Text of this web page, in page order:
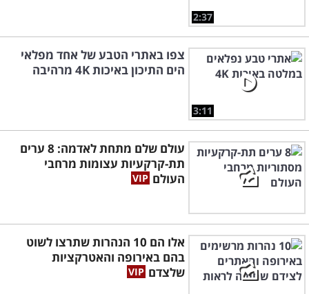
2:37
3:11
צפו באתרי הטבע של אחד מפלאי
הים התיכון באיכות 4K מרהיבה
עולם שלם מתחת לאדמה: 8 ערים
תת-קרקעיות עצומות מרחבי
העולם
אלו הם 10 הנהרות שתרצו לשוט
בהם באירופה והאטרקציות
שלצדם